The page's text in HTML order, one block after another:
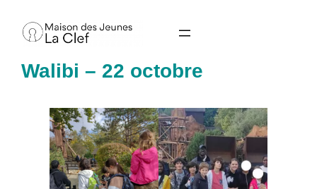
Walibi – 22 octobre